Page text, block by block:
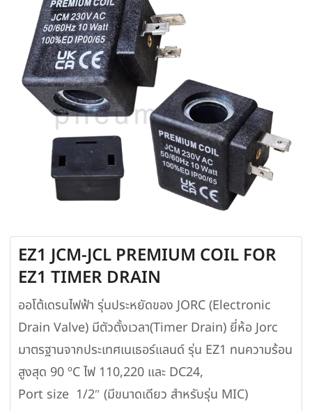
EZ1 JCM-JCL PREMIUM COIL FOR
EZ1 TIMER DRAIN
ออโต้เดรนไฟฟ้า รุ่นประหยัดของ JORC (Electronic
Drain Valve) มีตัวตั้งเวลา(Timer Drain) ยี่ห้อ Jorc
มาตรฐานจากประเทศเนเธอร์แลนด์ รุ่น EZ1 ทนความร้อน
สูงสุด 90 ºC ไฟ 110,220 และ DC24,
Port size 1/2″ (มีขนาดเดียว สำหรับรุ่น MIC)